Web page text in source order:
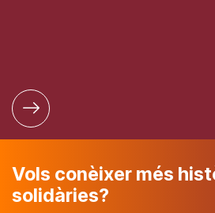
Vols conèixer més
solidàries?